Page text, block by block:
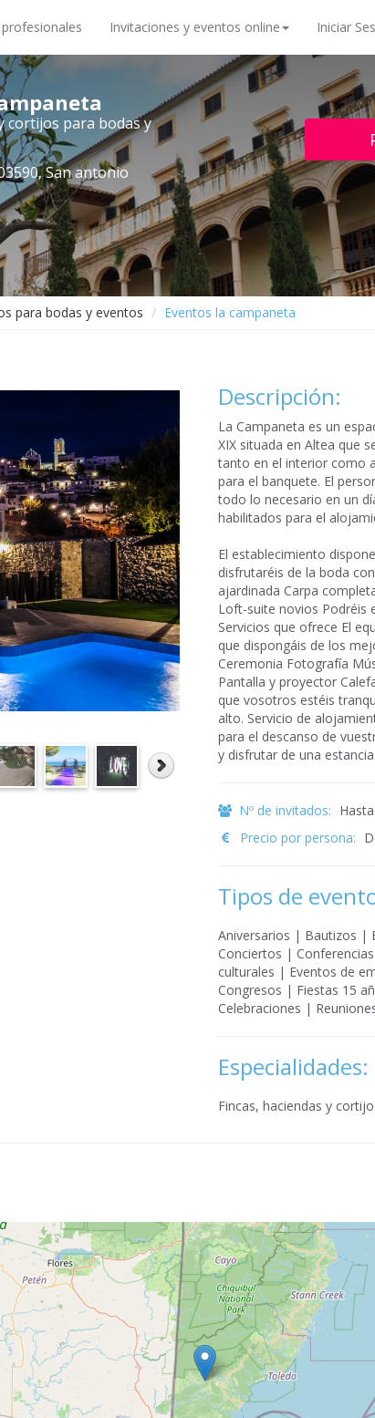
Invitaciones y eventos online Iniciar
cortijos para bodas y
San antonio
para bodas y eventos Eventos la campaneta
Descripción:
La Campaneta es un
XIX situada en Altea que
tanto en el interior como
para el banquete. El
todo lo necesario en un
habilitados para el
El establecimiento
disfrutaréis de la boda
ajardinada Carpa
Loft-suite novios Podréis
Servicios que ofrece El
que dispongáis de los
Ceremonia Fotografía
Pantalla y proyector
que vosotros estéis
alto. Servicio de
para el descanso de
y disfrutar de una
Nº de invitados:
Precio por persona:
Tipos de
Aniversarios | Bautizos |
Conciertos |
culturales | Eventos de
Congresos | Fiestas 15
Celebraciones |
Especialidades:
Fincas, haciendas y